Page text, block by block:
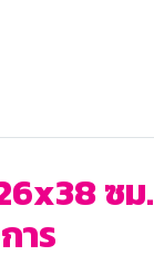
ซม.
าร